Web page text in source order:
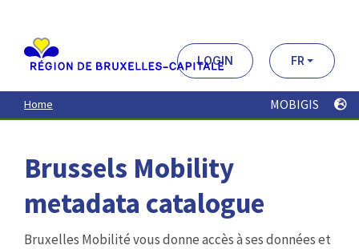
contenu
principal
LOGIN FR
Home MOBIGIS
Brussels Mobility
metadata catalogue
Bruxelles Mobilité vous donne accès à ses données et